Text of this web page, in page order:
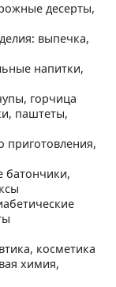
десерты,
выпечка,
напитки,
горчица
паштеты,
приготовления,
батончики,
косметика
химия,